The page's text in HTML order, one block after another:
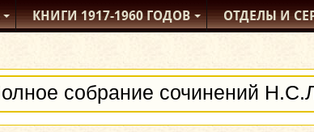
КНИГИ1917-1960ГОДОВ ОТДЕЛЫИ